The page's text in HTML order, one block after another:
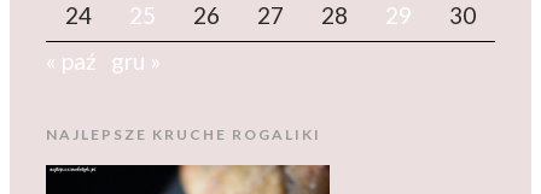
24
25 26 27 28 29
30
« paź
gru »
NAJLEPSZE KRUCHE ROGALIKI